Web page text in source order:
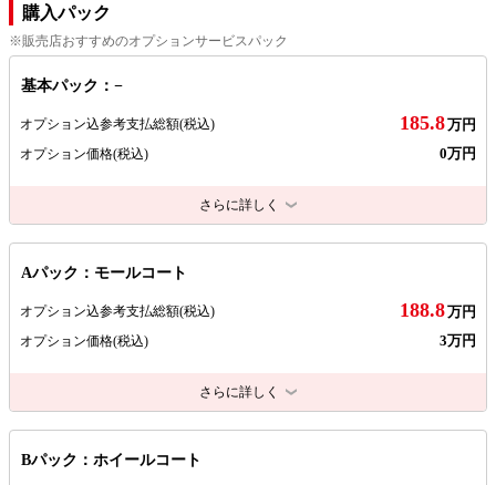
購入パック
※販売店おすすめのオプションサービスパック
基本パック：−
オプション込参考支払総額(税込) 185.8万円
オプション価格(税込) 0万円
さらに詳しく
Aパック：モールコート
オプション込参考支払総額(税込) 188.8万円
オプション価格(税込) 3万円
さらに詳しく
Bパック：ホイールコート